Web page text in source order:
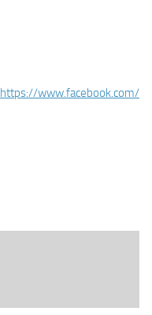
https://www.facebook.com/